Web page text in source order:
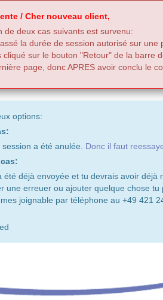
/ Cher nouveau client,
de deux cas suivants est survenu:
la durée de session autorisé sur une
cliqué sur le bouton "Retour" de la barre
page, donc APRES avoir conclu le
options:
a été anulée. Donc il faut
été déjà envoyée et tu devrais avoir
une erreuer ou ajouter quelque chose
joignable par téléphone au +49 421